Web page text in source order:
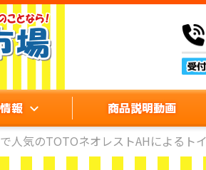
報 商品説明動画
人気のTOTOネオレストAHによるト